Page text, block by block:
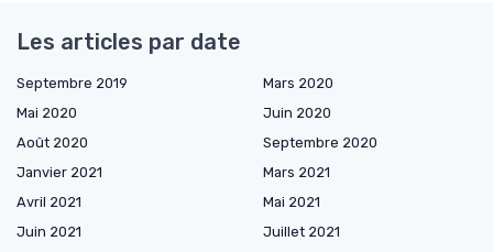
Les articles par date
Septembre 2019
Mars 2020
Mai 2020
Juin 2020
Août 2020
Septembre 2020
Janvier 2021
Mars 2021
Avril 2021
Mai 2021
Juin 2021
Juillet 2021